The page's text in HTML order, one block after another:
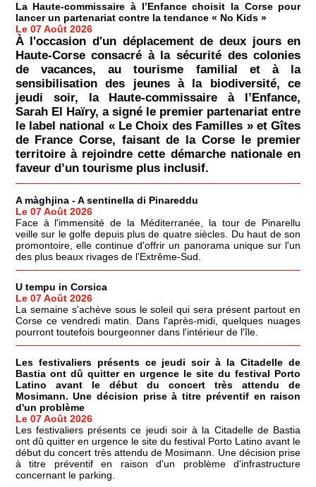
La Haute-commissaire à l’Enfance choisit la Corse pour
lancer un partenariat contre la tendance « No Kids »
Le 07 Août 2026
À l'occasion d'un déplacement de deux jours en
Haute-Corse consacré à la sécurité des colonies
de vacances, au tourisme familial et à la
sensibilisation des jeunes à la biodiversité, ce
jeudi soir, la Haute-commissaire à l’Enfance,
Sarah El Haïry, a signé le premier partenariat entre
le label national « Le Choix des Familles » et Gîtes
de France Corse, faisant de la Corse le premier
territoire à rejoindre cette démarche nationale en
faveur d’un tourisme plus inclusif.
A màghjina - A sentinella di Pinareddu
Le 07 Août 2026
Face à l'immensité de la Méditerranée, la tour de Pinarellu
veille sur le golfe depuis plus de quatre siècles. Du haut de son
promontoire, elle continue d'offrir un panorama unique sur l'un
des plus beaux rivages de l'Extrême-Sud.
U tempu in Corsica
Le 07 Août 2026
La semaine s'achève sous le soleil qui sera présent partout en
Corse ce vendredi matin. Dans l'après-midi, quelques nuages
pourront toutefois bourgeonner dans l'intérieur de l'île.
Les festivaliers présents ce jeudi soir à la Citadelle de
Bastia ont dû quitter en urgence le site du festival Porto
Latino avant le début du concert très attendu de
Mosimann. Une décision prise à titre préventif en raison
d'un problème
Le 07 Août 2026
Les festivaliers présents ce jeudi soir à la Citadelle de Bastia
ont dû quitter en urgence le site du festival Porto Latino avant le
début du concert très attendu de Mosimann. Une décision prise
à titre préventif en raison d'un problème d'infrastructure
concernant le parking.